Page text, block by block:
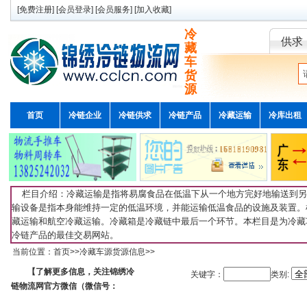
[免费注册] [会员登录] [会员服务] [加入收藏]
冷
藏
车
货
源
供求
首页 冷链企业 冷链供求 冷链产品 冷藏运输 冷库出租
栏目介绍：冷藏运输是指将易腐食品在低温下从一个地方完好地输送到
输设备是指本身能维持一定的低温环境，并能运输低温食品的设施及装置
藏运输和航空冷藏运输。冷藏箱是冷藏链中最后一个环节。本栏目是为冷
冷链产品的最佳交易网站。
当前位置： 首页>>冷藏车源货源信息>>
【了解更多信息，关注锦绣冷
链物流网官方微信（微信号：
关键字： 类别: